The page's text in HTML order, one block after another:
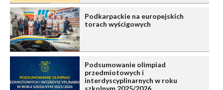
Podkarpackie na europejskich
torach wyścigowych
Podsumowanie olimpiad
przedmiotowych i
interdyscyplinarnych w roku